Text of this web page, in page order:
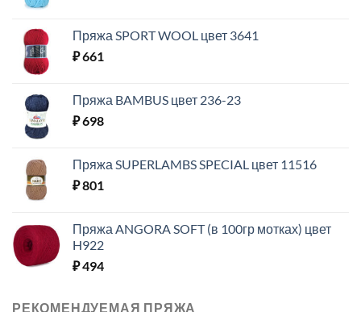
Пряжа SPORT WOOL цвет 3641
₽661
Пряжа BAMBUS цвет 236-23
₽698
Пряжа SUPERLAMBS SPECIAL цвет 11516
₽801
Пряжа ANGORA SOFT (в 100гр мотках) цвет
H922
₽494
РЕКОМЕНДУЕМАЯ ПРЯЖА